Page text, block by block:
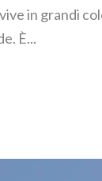
in grandi
È...